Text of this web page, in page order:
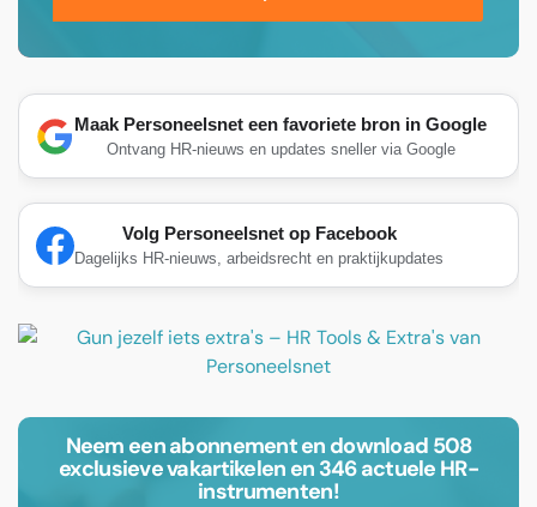
Maak Personeelsnet een favoriete bron in Google
Ontvang HR-nieuws en updates sneller via Google
Volg Personeelsnet op Facebook
Dagelijks HR-nieuws, arbeidsrecht en praktijkupdates
Neem een abonnement en download 508
exclusieve vakartikelen en 346 actuele HR-
instrumenten!